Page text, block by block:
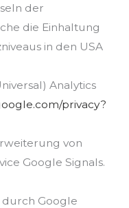
der
die Einhaltung
in den USA
Analytics
privacy?
von
Google Signals.
Google